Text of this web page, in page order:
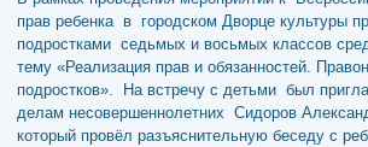
прав ребенка в городском Дворце культуры
подростками седьмых и восьмых классов
тему «Реализация прав и обязанностей.
подростков». На встречу с детьми был
делам несовершеннолетних Сидоров
который провёл разъяснительную беседу с